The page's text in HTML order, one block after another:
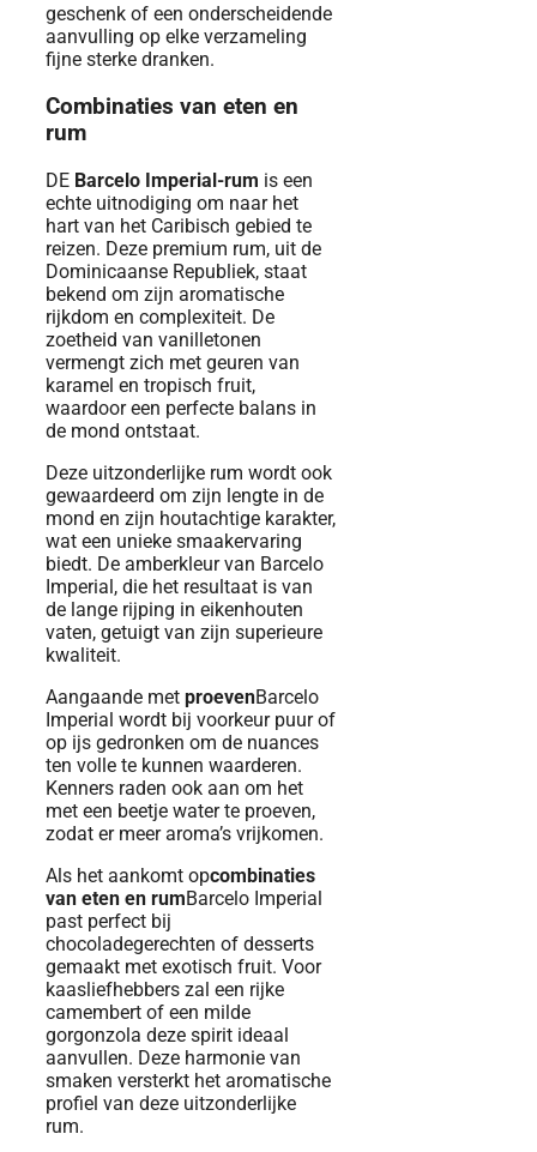
geschenk of een onderscheidende
aanvulling op elke verzameling
fijne sterke dranken.
Combinaties van eten en
rum
DE Barcelo Imperial-rum is een
echte uitnodiging om naar het
hart van het Caribisch gebied te
reizen. Deze premium rum, uit de
Dominicaanse Republiek, staat
bekend om zijn aromatische
rijkdom en complexiteit. De
zoetheid van vanilletonen
vermengt zich met geuren van
karamel en tropisch fruit,
waardoor een perfecte balans in
de mond ontstaat.
Deze uitzonderlijke rum wordt ook
gewaardeerd om zijn lengte in de
mond en zijn houtachtige karakter,
wat een unieke smaakervaring
biedt. De amberkleur van Barcelo
Imperial, die het resultaat is van
de lange rijping in eikenhouten
vaten, getuigt van zijn superieure
kwaliteit.
Aangaande met proevenBarcelo
Imperial wordt bij voorkeur puur of
op ijs gedronken om de nuances
ten volle te kunnen waarderen.
Kenners raden ook aan om het
met een beetje water te proeven,
zodat er meer aroma’s vrijkomen.
Als het aankomt opcombinaties
van eten en rumBarcelo Imperial
past perfect bij
chocoladegerechten of desserts
gemaakt met exotisch fruit. Voor
kaasliefhebbers zal een rijke
camembert of een milde
gorgonzola deze spirit ideaal
aanvullen. Deze harmonie van
smaken versterkt het aromatische
profiel van deze uitzonderlijke
rum.